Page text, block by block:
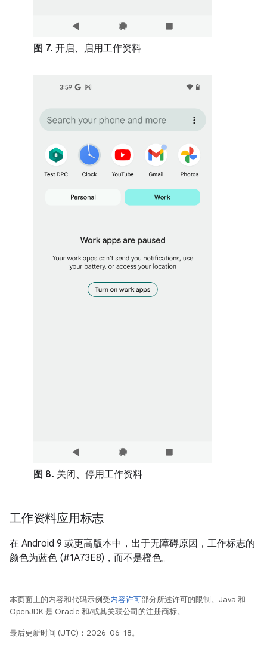
图 7. 开启、启用工作资料
图 8. 关闭、停用工作资料
工作资料应用标志
在 Android 9 或更高版本中，出于无障碍原因，工作标志的
颜色为蓝色 (#1A73E8)，而不是橙色。
本页面上的内容和代码示例受内容许可部分所述许可的限制。Java 和
OpenJDK 是 Oracle 和/或其关联公司的注册商标。
最后更新时间 (UTC)：2026-06-18。